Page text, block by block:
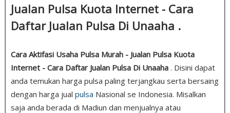
Jualan Pulsa Kuota Internet - Cara
Daftar Jualan Pulsa Di Unaaha .
Cara Aktifasi Usaha Pulsa Murah - Jualan Pulsa Kuota
Internet - Cara Daftar Jualan Pulsa Di Unaaha . Disini dapat
anda temukan harga pulsa paling terjangkau serta bersaing
dengan harga jual pulsa Nasional se Indonesia. Misalkan
saja anda berada di Madiun dan menjualnya atau